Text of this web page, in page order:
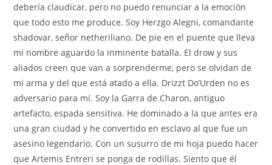
debería claudicar, pero no puedo renunciar a la emoción
que todo esto me produce. Soy Herzgo Alegni, comandante
shadovar, señor netheriliano. De pie en el puente que lleva
mi nombre aguardo la inminente batalla. El drow y sus
aliados creen que van a sorprenderme, pero se olvidan de
mi arma y del que está atado a ella. Drizzt Do’Urden no es
adversario para mí. Soy la Garra de Charon, antiguo
artefacto, espada sensitiva. He dominado a la que antes era
una gran ciudad y he convertido en esclavo al que fue un
asesino legendario. Con un susurro de mi hoja puedo hacer
que Artemis Entreri se ponga de rodillas. Siento que él